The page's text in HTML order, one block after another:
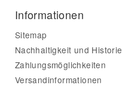
Informationen
Sitemap
Nachhaltigkeit und Historie
Zahlungsmöglichkeiten
Versandinformationen